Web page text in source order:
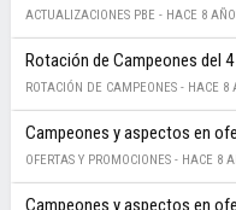
ACTUALIZACIONES PBE - HACE 8
Rotación de Campeones del
ROTACIÓN DE CAMPEONES - HACE 8
Campeones y aspectos en
OFERTAS Y PROMOCIONES - HACE 8
Campeones y aspectos en